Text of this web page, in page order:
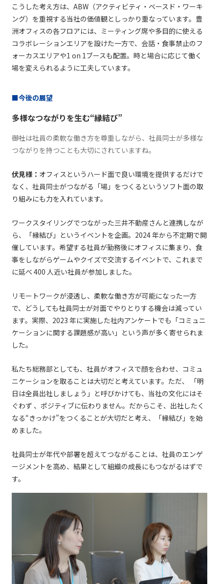
こうした考え⽅は、ABW（アクティビティ・ベースド・ワーキ
ング）を重視する当社の価値観としっかり重なっています。豊
洲オフィスの各フロアには、ミーティング席や多⽬的に使える
コラボレーションエリアを設けた⼀⽅で、会話・⾷事禁⽌のフ
ォーカスエリアや1 on 1ブースも配置。時と場合に応じて働く
場を変えられるように⼯夫しています。
■今後の展望
多様なつながりを生む“縁結び”
――御社は社員の柔軟な働き⽅を尊重しながら、社員同⼠が多様な
つながりを持つことも⼤切にされていますね。
伏⾒様： オフィスというハード⾯で良い環境を提供するだけで
なく、社員同⼠がつながる「場」をつくるというソフト⾯の取
り組みにも⼒を⼊れています。
ワークスタイリングでつながった三井不動産さんと連携しなが
ら、「縁結び」というイベントを企画。2024 年から不定期で開
催しています。希望する社員が勤務後にオフィスに集まり、⾷
事をしながらゲームやクイズで交流するイベントで、これまで
に延べ 400 ⼈近い社員が参加しました。
リモートワークが浸透し、柔軟な働き⽅が可能になった⼀⽅
で、どうしても社員同⼠が対⾯でやりとりする機会は減ってい
ます。実際、2023 年に実施した社内アンケートでも「コミュニ
ケーションに関する課題感が⾼い」という声が多く寄せられま
した。
私たち総務部としても、社員がオフィスで顔を合わせ、コミュ
ニケーションを取ることは⼤切だと考えています。ただ、 「明
⽇は全員出社しましょう」と呼びかけても、当社の⽂化にはそ
ぐわず 、ポジティブに伝わりません。だからこそ、出社したく
なる“きっかけ”をつくることが⼤切だと考え、「縁結び」を始
めました。
社員同⼠が年代や部署を超えてつながることは、社員のエンゲ
ージメントを⾼め、結果として組織の成⻑にもつながるはずで
す。